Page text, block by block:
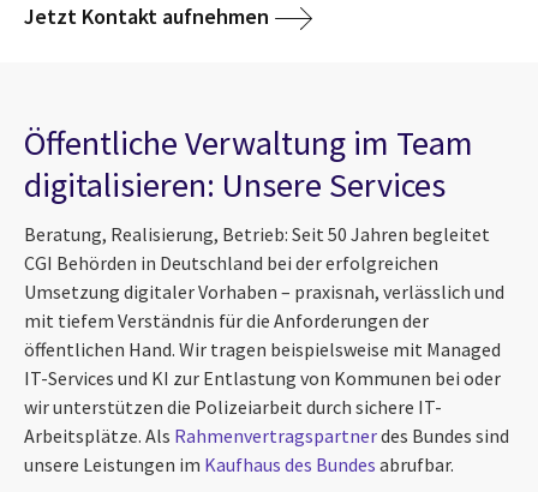
Jetzt Kontakt aufnehmen
Öffentliche Verwaltung im Team
digitalisieren: Unsere Services
Beratung, Realisierung, Betrieb: Seit 50 Jahren begleitet
CGI Behörden in Deutschland bei der erfolgreichen
Umsetzung digitaler Vorhaben – praxisnah, verlässlich und
mit tiefem Verständnis für die Anforderungen der
öffentlichen Hand. Wir tragen beispielsweise mit Managed
IT-Services und KI zur Entlastung von Kommunen bei oder
wir unterstützen die Polizeiarbeit durch sichere IT-
Arbeitsplätze. Als Rahmenvertragspartnerdes Bundes sind
unsere Leistungen im Kaufhaus des Bundes abrufbar.